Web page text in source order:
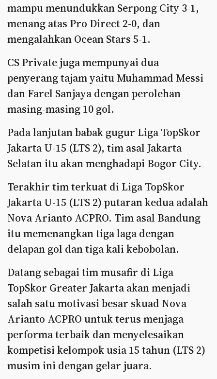
mampu menundukkan Serpong City 3-1,
menang atas Pro Direct 2-0, dan
mengalahkan Ocean Stars 5-1.
CS Private juga mempunyai dua
penyerang tajam yaitu Muhammad Messi
dan Farel Sanjaya dengan perolehan
masing-masing 10 gol.
Pada lanjutan babak gugur Liga TopSkor
Jakarta U-15 (LTS 2), tim asal Jakarta
Selatan itu akan menghadapi Bogor City.
Terakhir tim terkuat di Liga TopSkor
Jakarta U-15 (LTS 2) putaran kedua adalah
Nova Arianto ACPRO. Tim asal Bandung
itu memenangkan tiga laga dengan
delapan gol dan tiga kali kebobolan.
Datang sebagai tim musafir di Liga
TopSkor Greater Jakarta akan menjadi
salah satu motivasi besar skuad Nova
Arianto ACPRO untuk terus menjaga
performa terbaik dan menyelesaikan
kompetisi kelompok usia 15 tahun (LTS 2)
musim ini dengan gelar juara.